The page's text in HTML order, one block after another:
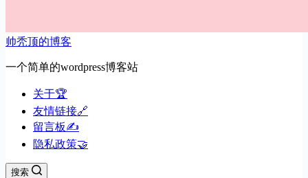
帅秃顶的博客
一个简单的wordpress博客站
关于🏆
友情链接🔗
留言板✍️
隐私政策🤝
搜索